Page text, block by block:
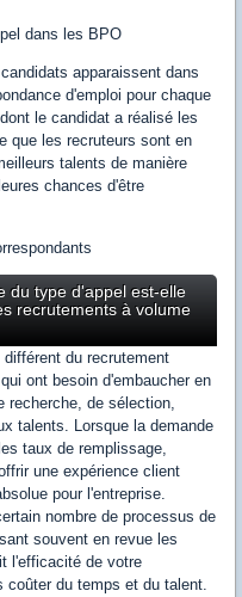
apparaissent dans
d'emploi pour chaque
le candidat a réalisé les
que les recruteurs sont en
talents de manière
chances d'être
du type d'appel est-elle
recrutements à volume
du recrutement
ont besoin d'embaucher en
recherche, de sélection,
talents. Lorsque la demande
taux de remplissage,
une expérience client
pour l'entreprise.
nombre de processus de
souvent en revue les
l'efficacité de votre
coûter du temps et du talent.